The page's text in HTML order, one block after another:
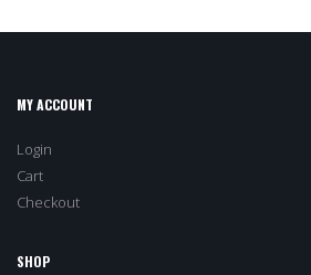
MY ACCOUNT
Login
Cart
Checkout
SHOP